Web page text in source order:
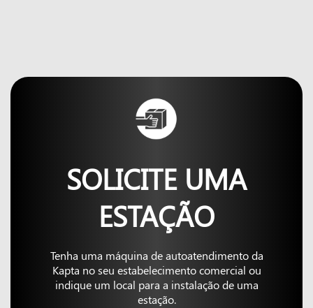
SOLICITE UMA
ESTAÇÃO
Tenha uma máquina de autoatendimento da
Kapta no seu estabelecimento comercial ou
indique um local para a instalação de uma
estação.